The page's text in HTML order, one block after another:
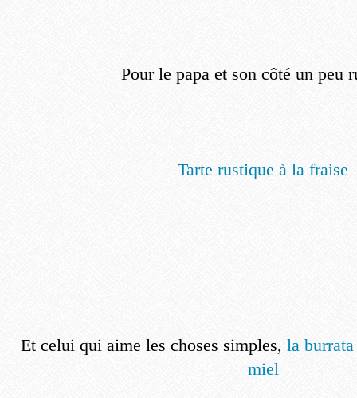
Pour le papa et son côté un peu
Tarte rustique à la fraise
Et celui qui aime les choses simples, la
miel